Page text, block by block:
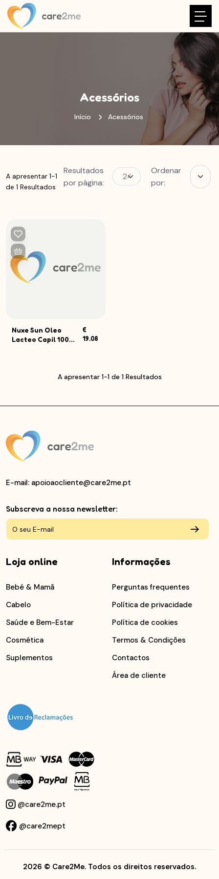
Acessórios
Início Acessórios
A apresentar 1-1
de 1 Resultados
Resultados
por página:
Ordenar
por:
Nuxe Sun Oleo
Lacteo Capil 100...
€
19.08
A apresentar 1-1 de 1 Resultados
E-mail: apoioaocliente@care2me.pt
Subscreva a nossa newsletter:
Loja online
Bebé & Mamã
Cabelo
Saúde e Bem-Estar
Cosmética
Suplementos
Informações
Perguntas frequentes
Política de privacidade
Política de cookies
Termos & Condições
Contactos
Área de cliente
@care2me.pt
@care2mept
2026 © Care2Me, Todos os direitos reservados.